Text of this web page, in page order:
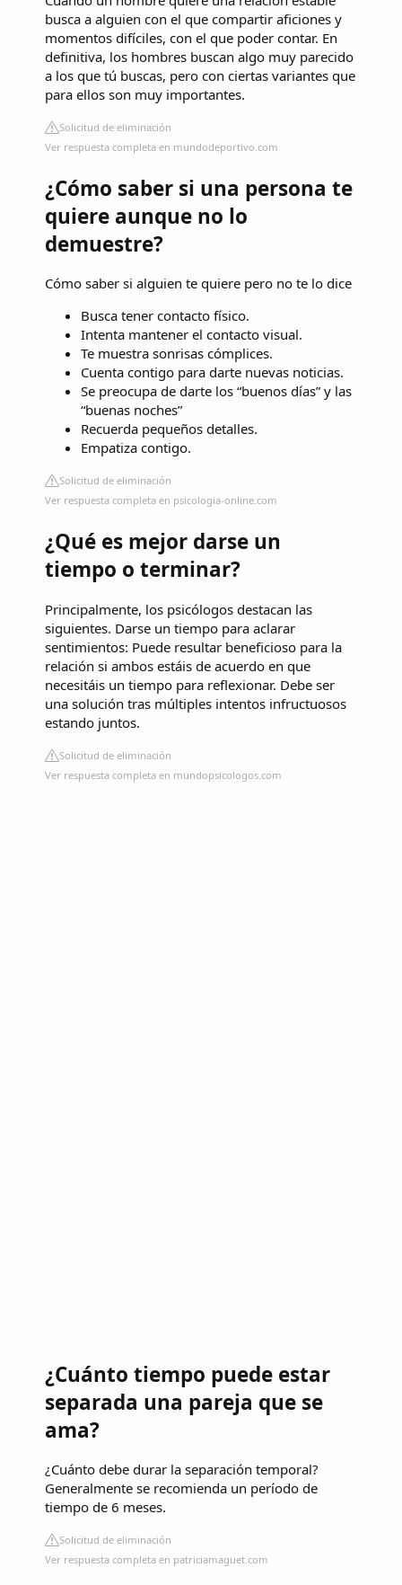
busca a alguien con el que compartir aficiones y
momentos difíciles, con el que poder contar. En
definitiva, los hombres buscan algo muy parecido
a los que tú buscas, pero con ciertas variantes que
para ellos son muy importantes.
Solicitud de eliminación
Ver respuesta completa en mundodeportivo.com
¿Cómo saber si una persona te
quiere aunque no lo
demuestre?
Cómo saber si alguien te quiere pero no te lo dice
Busca tener contacto físico.
Intenta mantener el contacto visual.
Te muestra sonrisas cómplices.
Cuenta contigo para darte nuevas noticias.
Se preocupa de darte los “buenos días” y las
“buenas noches”
Recuerda pequeños detalles.
Empatiza contigo.
Solicitud de eliminación
Ver respuesta completa en psicologia-online.com
¿Qué es mejor darse un
tiempo o terminar?
Principalmente, los psicólogos destacan las
siguientes. Darse un tiempo para aclarar
sentimientos: Puede resultar beneficioso para la
relación si ambos estáis de acuerdo en que
necesitáis un tiempo para reflexionar. Debe ser
una solución tras múltiples intentos infructuosos
estando juntos.
Solicitud de eliminación
Ver respuesta completa en mundopsicologos.com
¿Cuánto tiempo puede estar
separada una pareja que se
ama?
¿Cuánto debe durar la separación temporal?
Generalmente se recomienda un período de
tiempo de 6 meses.
Solicitud de eliminación
Ver respuesta completa en patriciamaguet.com